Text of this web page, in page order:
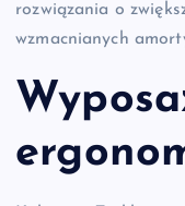
rozwiązania o
wzmacnianych